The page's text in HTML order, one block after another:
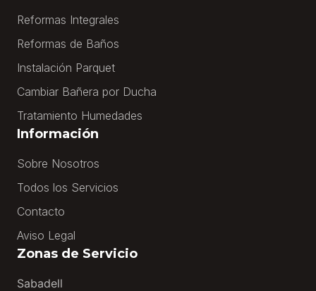
Reformas Integrales
Reformas de Baños
Instalación Parquet
Cambiar Bañera por Ducha
Tratamiento Humedades
Información
Sobre Nosotros
Todos los Servicios
Contacto
Aviso Legal
Zonas de Servicio
Sabadell